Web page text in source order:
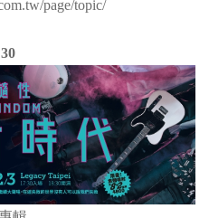
page/topic/